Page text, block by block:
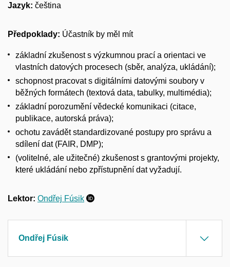
Jazyk: čeština
Předpoklady: Účastník by měl mít
základní zkušenost s výzkumnou prací a orientaci ve
vlastních datových procesech (sběr, analýza, ukládání);
schopnost pracovat s digitálními datovými soubory v
běžných formátech (textová data, tabulky, multimédia);
základní porozumění vědecké komunikaci (citace,
publikace, autorská práva);
ochotu zavádět standardizované postupy pro správu a
sdílení dat (FAIR, DMP);
(volitelné, ale užitečné) zkušenost s grantovými projekty,
které ukládání nebo zpřístupnění dat vyžadují.
Lektor: Ondřej Fúsik
Ondřej Fúsik